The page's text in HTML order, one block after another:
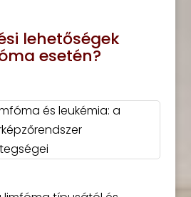
lehetőségek
esetén?
és leukémia: a